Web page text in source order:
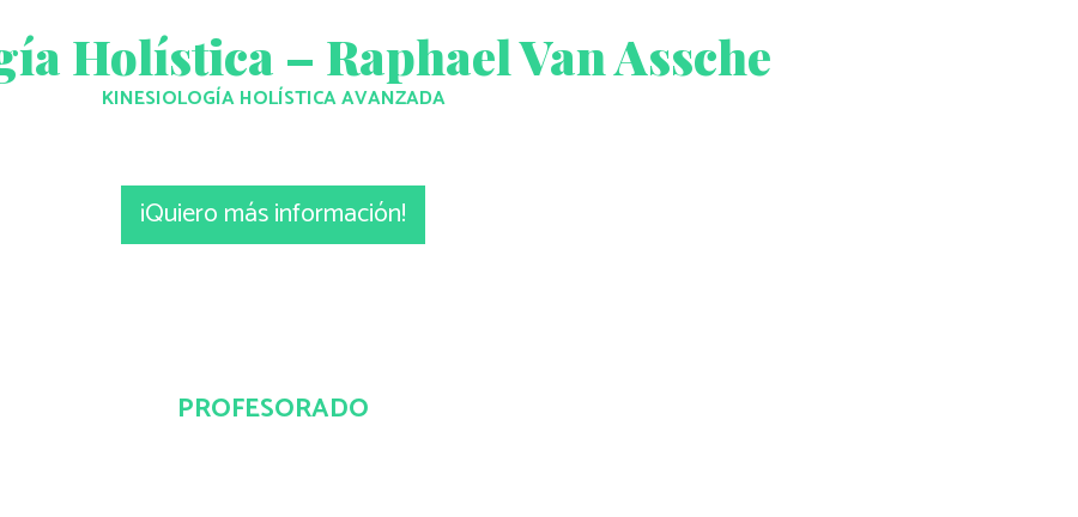
Holística – Raphael Van Assche
KINESIOLOGÍA HOLÍSTICA AVANZADA
¡Quiero más información!
PROFESORADO